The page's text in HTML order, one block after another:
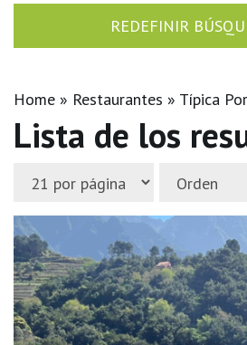
REDEFINIR
Home Restaurantes Típica
Lista de los